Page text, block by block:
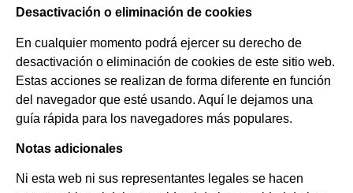
Desactivación o eliminación de cookies
En cualquier momento podrá ejercer su derecho de
desactivación o eliminación de cookies de este sitio web.
Estas acciones se realizan de forma diferente en función
del navegador que esté usando. Aquí le dejamos una
guía rápida para los navegadores más populares.
Notas adicionales
Ni esta web ni sus representantes legales se hacen